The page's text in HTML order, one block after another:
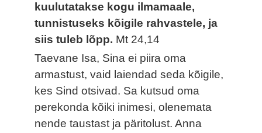
kuulutatakse kogu ilmamaale,
tunnistuseks kõigile rahvastele, ja
siis tuleb lõpp. Mt 24,14
Taevane Isa, Sina ei piira oma
armastust, vaid laiendad seda kõigile,
kes Sind otsivad. Sa kutsud oma
perekonda kõiki inimesi, olenemata
nende taustast ja päritolust. Anna